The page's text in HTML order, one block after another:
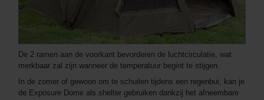
De 2 ramen aan de voorkant bevorderen de luchtcirculatie, wat
merkbaar zal zijn wanneer de temperatuur begint te stijgen.
In de zomer of gewoon om te schuilen tijdens een regenbui, kan je
de Exposure Dome als shelter gebruiken dankzij het afneembare